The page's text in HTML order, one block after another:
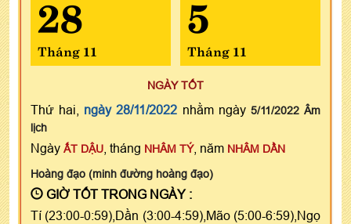
28
Tháng 11
5
Tháng 11
NGÀY TỐT
Thứ hai, ngày 28/11/2022 nhằm ngày 5/11/2022 Âm
lịch
Ngày ẤT DẬU , tháng NHÂM TÝ, năm NHÂM DẦN
Hoàng đạo (minh đường hoàng đạo)
GIỜ TỐT TRONG NGÀY :
Tí (23:00-0:59),Dần (3:00-4:59),Mão (5:00-6:59),Ngọ